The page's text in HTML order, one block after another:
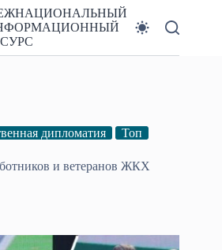
дипломатия Топ
и ветеранов ЖКХ